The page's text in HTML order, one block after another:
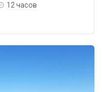
12 часов